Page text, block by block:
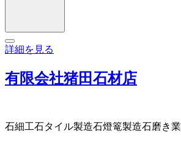
詳細を見る
有限会社猪田石材店
石細工石タイル製造石燈篭製造石磨き業